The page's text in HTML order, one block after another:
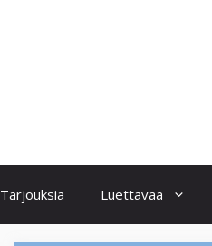
Tarjouksia Luettavaa